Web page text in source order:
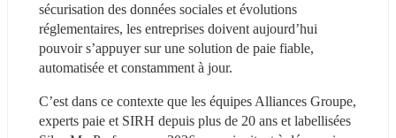
sécurisation des données sociales et évolutions
réglementaires, les entreprises doivent aujourd’hui
pouvoir s’appuyer sur une solution de paie fiable,
automatisée et constamment à jour.
C’est dans ce contexte que les équipes Alliances Groupe,
experts paie et SIRH depuis plus de 20 ans et labellisées